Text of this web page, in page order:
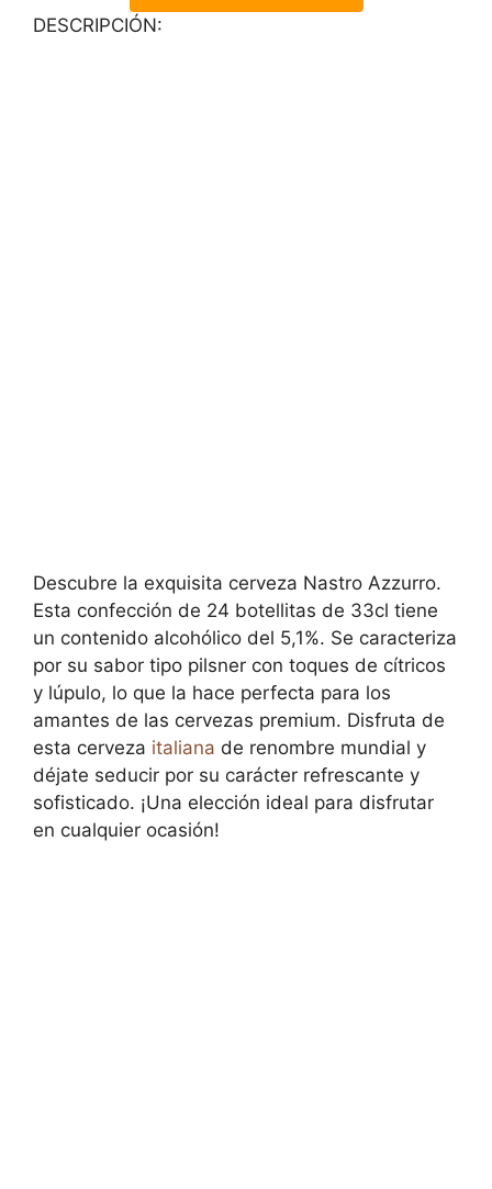
DESCRIPCIÓN:
Descubre la exquisita cerveza Nastro Azzurro.
Esta confección de 24 botellitas de 33cl tiene
un contenido alcohólico del 5,1%. Se caracteriza
por su sabor tipo pilsner con toques de cítricos
y lúpulo, lo que la hace perfecta para los
amantes de las cervezas premium. Disfruta de
esta cerveza italiana de renombre mundial y
déjate seducir por su carácter refrescante y
sofisticado. ¡Una elección ideal para disfrutar
en cualquier ocasión!